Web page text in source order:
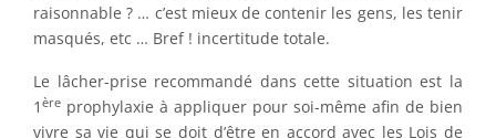
raisonnable ? … c’est mieux de contenir les gens, les tenir
masqués, etc … Bref ! incertitude totale.
Le lâcher-prise recommandé dans cette situation est la
1 ère prophylaxie à appliquer pour soi-même afin de bien
vivre sa vie qui se doit d’être en accord avec les Lois de